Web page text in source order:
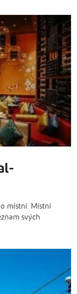
místní. Místní
svých